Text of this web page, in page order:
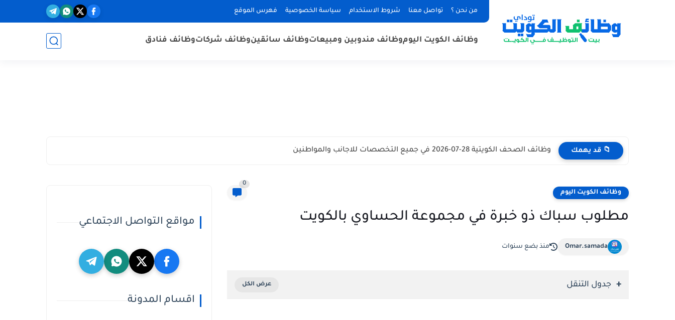
من نحن ؟ تواصل معنا شروط الاستخدام سياسة الخصوصية فهرس الموقع
وظائف الكويت اليوموظائف مندوبين ومبيعاتوظائف سائقينوظائف شركاتوظائف فنادق
📁 قد يهمك وظائف الصحف الكويتية 28-07-2026 في جميع التخصصات للاجانب والمواطنين
وظائف الكويت اليوم
0
مطلوب سباك ذو خبرة في مجموعة الحساوي بالكويت
Omar.samada منذ بضع سنوات
جدول التنقل
مواقع التواصل الاجتماعي
اقسام المدونة